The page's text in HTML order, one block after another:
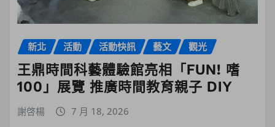
新北 活動 活動快訊 藝文 觀光
王鼎時間科藝體驗館亮相「FUN! 嗜
100」展覽 推廣時間教育親子 DIY
謝啓楊 7 月 18, 2026